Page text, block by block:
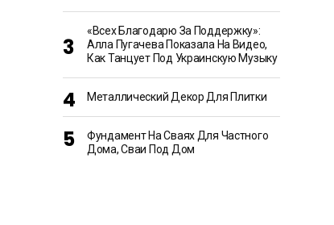
«Всех Благодарю За Поддержку»:
Алла Пугачева Показала На Видео,
Как Танцует Под Украинскую Музыку
Металлический Декор Для Плитки
Фундамент На Сваях Для Частного
Дома, Сваи Под Дом